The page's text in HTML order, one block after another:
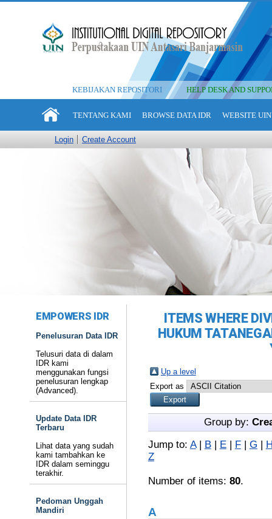
KEBIJAKAN REPOSITORI HELP DESK AND
TENTANG KAMI BROWSE DATA IDR WEBSITE
Login Create Account
EMPOWERS IDR
Penelusuran Data IDR
Telusuri data di dalam
IDR kami
menggunakan fungsi
penelusuran lengkap
(Advanced).
Update Data IDR
Terbaru
Lihat data yang sudah
kami tambahkan ke
IDR dalam seminggu
terakhir.
Pedoman Unggah
Mandiri
ITEMS WHERE
HUKUM
Up a level
Export as
Group by:
Jump to: A| B| E| F| G |
Z
Number of items: 80.
A